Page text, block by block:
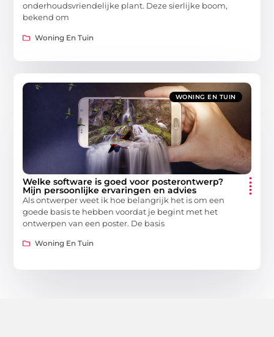
onderhoudsvriendelijke plant. Deze sierlijke boom,
bekend om
Woning En Tuin
WONING EN TUIN
Welke software is goed voor posterontwerp?
Mijn persoonlijke ervaringen en advies
Als ontwerper weet ik hoe belangrijk het is om een
goede basis te hebben voordat je begint met het
ontwerpen van een poster. De basis
Woning En Tuin